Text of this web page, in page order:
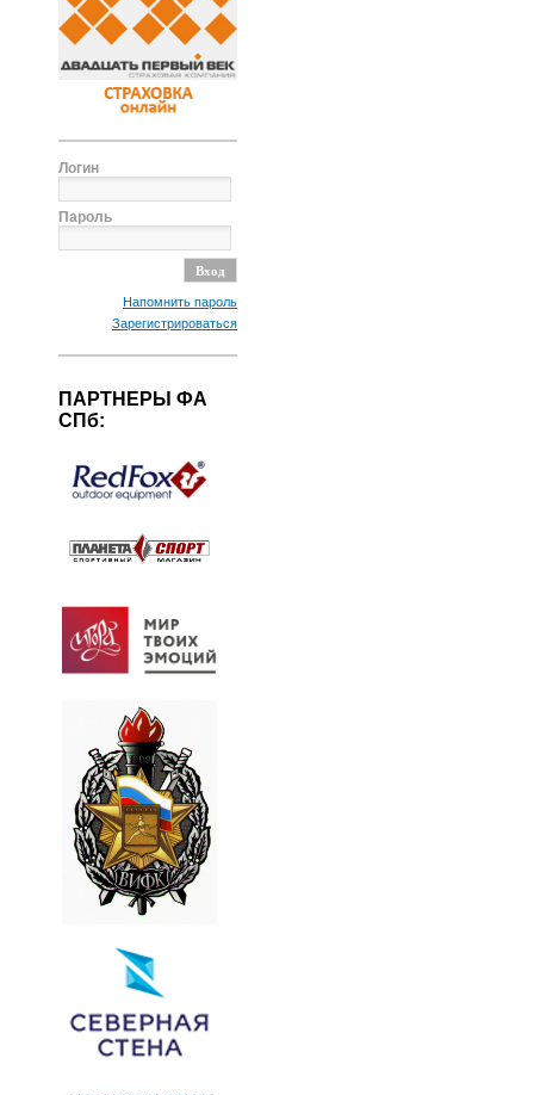
Логин
Пароль
Напомнить пароль
Зарегистрироваться
ПАРТНЕРЫ ФА
СПб: